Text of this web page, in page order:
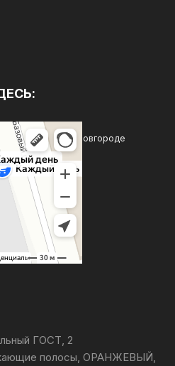
химии в Нижнем Новгороде
ГОСТ, 2
полосы, ОРАНЖЕВЫЙ,